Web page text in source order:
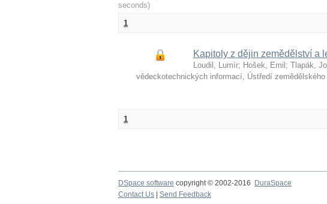
seconds)
1
Kapitoly z dějin zemědělství a
Loudil, Lumír; Hošek, Emil ; Tlapák,
vědeckotechnických informací, Ústředí
1
DSpace software copyright © 2002-2016 DuraSpace
Contact Us
Send Feedback